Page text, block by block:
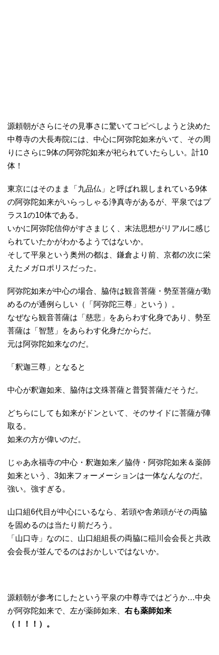
源頼朝がさらにその見事さに驚いてコピペしようと決めた
中尊寺の大長寿院には、中心に阿弥陀如来がいて、その周
りにさらに9体の阿弥陀如来が祀られていたらしい。計10
体！
東京にはそのまま「九品仏」と呼ばれ親しまれている9体
の阿弥陀如来がいらっしゃる浄真寺があるが、平泉ではプ
ラス1の10体である。
いかに阿弥陀信仰がすさまじく、末法思想がリアルに感じ
られていたかがわかるようではないか。
そして平泉という奥州の都は、鎌倉より前、京都の次に栄
えたメガロポリスだった。
阿弥陀如来が中心の場合、脇侍は観音菩薩・勢至菩薩が勤
めるのが通例らしい（「阿弥陀三尊」という）。
なぜなら観音菩薩は「慈悲」をあらわす化身であり、勢至
菩薩は「智慧」をあらわす化身だからだ。
元は阿弥陀如来なのだ。
「釈迦三尊」となると
中心が釈迦如来、脇侍は文殊菩薩と普賢菩薩だそうだ。
どちらにしても如来がドンといて、そのサイドに菩薩が陣
取る。
如来の方が偉いのだ。
じゃあ永福寺の中心・釈迦如来／脇侍・阿弥陀如来＆薬師
如来という、3如来フォーメーションは一体なんなのだ。
強い。強すぎる。
山口組6代目が中心にいるなら、若頭や舎弟頭がその両脇
を固めるのは当たり前だろう。
「山口寺」なのに、山口組組長の両脇に稲川会会長と共政
会会長が並んでるのはおかしいではないか。
源頼朝が参考にしたという平泉の中尊寺ではどうか…中央
が阿弥陀如来で、左が薬師如来、 右も薬師如来
（！！！）。